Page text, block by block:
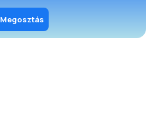
Megosztás